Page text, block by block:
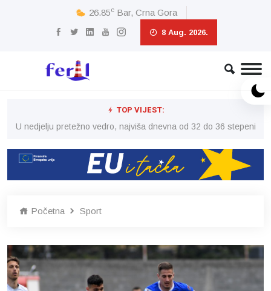
26.85c Bar, Crna Gora
8 Aug. 2026.
TOP VIJEST:
U nedjelju pretežno vedro, najviša dnevna od 32 do 36 stepeni
Početna Sport